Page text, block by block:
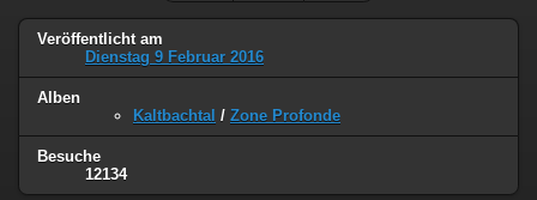
Veröffentlicht am
Dienstag 9 Februar 2016
Alben
Kaltbachtal / Zone Profonde
Besuche
12134